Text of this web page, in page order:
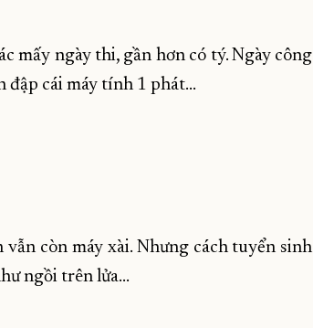
mấy ngày thi, gần hơn có tý. Ngày công
đập cái máy tính 1 phát...
vẫn còn máy xài. Nhưng cách tuyển sinh
ngồi trên lửa...